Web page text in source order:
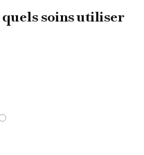
personnalisé